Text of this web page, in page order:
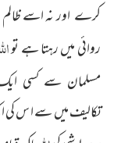
کرے اور نہ اسے
روائی میں رہتا ہے تو
مسلمان سے کسی
تکالیف میں سے ا س